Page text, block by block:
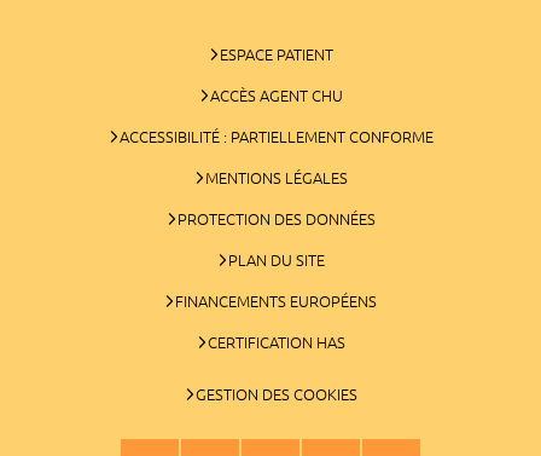
ESPACE PATIENT
ACCÈS AGENT CHU
ACCESSIBILITÉ : PARTIELLEMENT CONFORME
MENTIONS LÉGALES
PROTECTION DES DONNÉES
PLAN DU SITE
FINANCEMENTS EUROPÉENS
CERTIFICATION HAS
GESTION DES COOKIES